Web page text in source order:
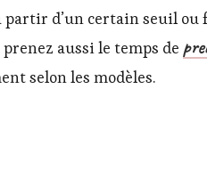
d’un certain seuil ou
aussi le temps de
selon les modèles.